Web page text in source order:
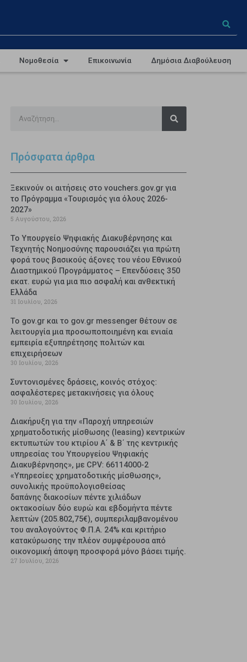
Νομοθεσία Επικοινωνία Δημόσια Διαβούλευση
Πρόσφατα άρθρα
Ξεκινούν οι αιτήσεις στο vouchers.gov.gr για
το Πρόγραμμα «Τουρισμός για όλους 2026-
2027»
5 Αυγούστου, 2026
Το Υπουργείο Ψηφιακής Διακυβέρνησης και
Τεχνητής Νοημοσύνης παρουσιάζει για πρώτη
φορά τους βασικούς άξονες του νέου Εθνικού
Διαστημικού Προγράμματος – Επενδύσεις 350
εκατ. ευρώ για μια πιο ασφαλή και ανθεκτική
Ελλάδα
31 Ιουλίου, 2026
Το gov.gr και το gov.gr messenger θέτουν σε
λειτουργία μια προσωποποιημένη και ενιαία
εμπειρία εξυπηρέτησης πολιτών και
επιχειρήσεων
30 Ιουλίου, 2026
Συντονισμένες δράσεις, κοινός στόχος:
ασφαλέστερες μετακινήσεις για όλους
30 Ιουλίου, 2026
Διακήρυξη για την «Παροχή υπηρεσιών
χρηματοδοτικής μίσθωσης (leasing) κεντρικών
εκτυπωτών του κτιρίου Α΄ & Β΄ της κεντρικής
υπηρεσίας του Υπουργείου Ψηφιακής
Διακυβέρνησης», με CPV: 66114000-2
«Υπηρεσίες χρηματοδοτικής μίσθωσης»,
συνολικής προϋπολογισθείσας
δαπάνης διακοσίων πέντε χιλιάδων
οκτακοσίων δύο ευρώ και εβδομήντα πέντε
λεπτών (205.802,75€), συμπεριλαμβανομένου
του αναλογούντος Φ.Π.Α. 24% και κριτήριο
κατακύρωσης την πλέον συμφέρουσα από
οικονομική άποψη προσφορά μόνο βάσει τιμής.
27 Ιουλίου, 2026